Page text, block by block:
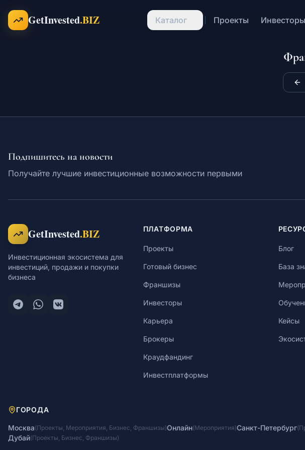
GetInvested.BIZ Каталог Проекты Инвесторы
Подпишитесь на новости
Получайте лучшие инвестиционные возможности первыми
GetInvested.BIZ
Инвестиционная экосистема для
инвестиций, продажи и покупки
бизнеса
ПЛАТФОРМА
Проекты
Готовый бизнес
Франшизы
Инвесторы
Карьера
Брокеры
Краудфандинг
Инвестплатформы
Блог
База
Кейсы
ГОРОДА
Москва(Проекты, Мероприятия, Бизнес, Франшизы)Онлайн(Мероприятия)Санкт-Петербург(
Дубай(Проекты, Бизнес, Франшизы)